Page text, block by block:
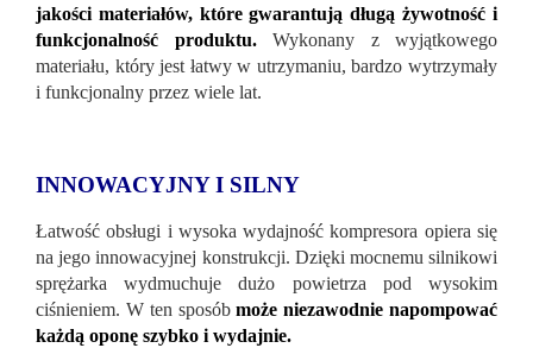
jakości materiałów, które gwarantują długą żywotność i
funkcjonalność produktu.Wykonany z wyjątkowego
materiału, który jest łatwy w utrzymaniu, bardzo wytrzymały
i funkcjonalny przez wiele lat.
INNOWACYJNY I SILNY
Łatwość obsługi i wysoka wydajność kompresora opiera się
na jego innowacyjnej konstrukcji. Dzięki mocnemu silnikowi
sprężarka wydmuchuje dużo powietrza pod wysokim
ciśnieniem. W ten sposóbmoże niezawodnie napompować
każdą oponę szybko i wydajnie.